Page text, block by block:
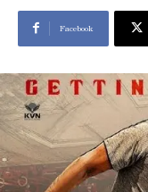
Facebook